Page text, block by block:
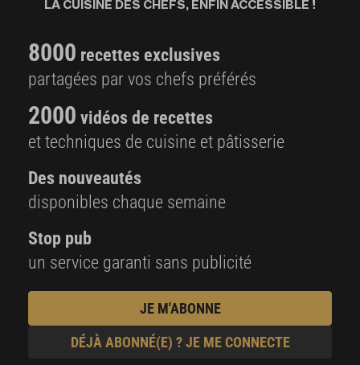
LA CUISINE DES CHEFS, ENFIN ACCESSIBLE !
8000 recettes exclusives
partagées par vos chefs préférés
2000 vidéos de recettes
et techniques de cuisine et pâtisserie
Des nouveautés
disponibles chaque semaine
Stop pub
un service garanti sans publicité
JE M'ABONNE
DÉJÀ ABONNÉ(E) ? JE ME CONNECTE